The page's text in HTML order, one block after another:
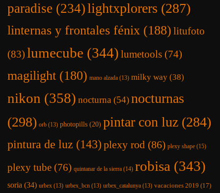
paradise (234)lightxplorers (287)
linternas y frontales fénix (188) litufoto
(83) lumecube (344) lumetools (74)
magilight (180) mano alzada (13) milky way (38)
nikon (358) nocturna (54)nocturnas
(298) orb (13) photopills (20) pintar con luz (284)
pintura de luz (143) plexy rod (86) plexy shape (15)
plexy tube (76) quintanar de la sierra (14) robisa (343)
soria (34) urbex (13) urbex_bcn (13) urbex_catalunya (13) vacaciones 2019 (17)